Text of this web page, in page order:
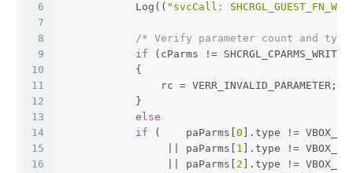
6
7
8
9
10
11
12
13
14
15
16
            Log((
"svcCall:
/* Verify parameter count and
if (cParms !=
            {
                rc = VERR_INVALID_PARAMETER;
            }
else
if (    paParms[ 0 ].type !=
                 || paParms[
1 ].type !=
                 || paParms[
2 ].type !=